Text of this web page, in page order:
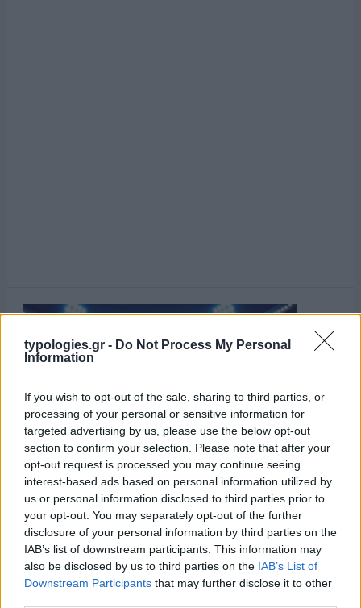
typologies.gr - Do Not Process My Personal
Information
If you wish to opt-out of the sale, sharing to third parties, or
processing of your personal or sensitive information for
targeted advertising by us, please use the below opt-out
section to confirm your selection. Please note that after your
opt-out request is processed you may continue seeing
interest-based ads based on personal information utilized by
us or personal information disclosed to third parties prior to
your opt-out. You may separately opt-out of the further
disclosure of your personal information by third parties on the
IAB’s list of downstream participants. This information may
also be disclosed by us to third parties on the IAB’s List of
Downstream Participants that may further disclose it to other